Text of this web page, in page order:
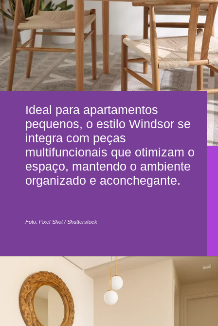
Ideal para apartamentos
pequenos, o estilo Windsor se
integra com peças
multifuncionais que otimizam o
espaço, mantendo o ambiente
organizado e aconchegante.